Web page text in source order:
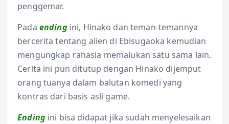
penggemar.
Pada ending ini, Hinako dan teman-temannya
bercerita tentang alien di Ebisugaoka kemudian
mengungkap rahasia memalukan satu sama lain.
Cerita ini pun ditutup dengan Hinako dijemput
orang tuanya dalam balutan komedi yang
kontras dari basis asli game.
Ending ini bisa didapat jika sudah menyelesaikan